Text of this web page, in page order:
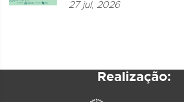
27 jul, 2026
Realização: